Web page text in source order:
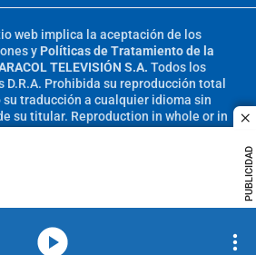
PUBLICIDAD
web implica la aceptación de los
y Políticas de Tratamiento de la
TELEVISIÓN S.A. Todos los
D.R.A. Prohibida su reproducción total
su traducción a cualquier idioma sin
su titular. Reproduction in whole or in